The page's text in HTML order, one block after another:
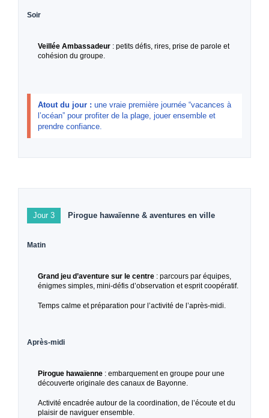
Soir
Veillée Ambassadeur : petits défis, rires, prise de parole et
cohésion du groupe.
Atout du jour : une vraie première journée “vacances à
l’océan” pour profiter de la plage, jouer ensemble et
prendre confiance.
Jour 3 Pirogue hawaïenne & aventures en ville
Matin
Grand jeu d’aventure sur le centre : parcours par équipes,
énigmes simples, mini-défis d’observation et esprit coopératif.
Temps calme et préparation pour l’activité de l’après-midi.
Après-midi
Pirogue hawaïenne : embarquement en groupe pour une
découverte originale des canaux de Bayonne.
Activité encadrée autour de la coordination, de l’écoute et du
plaisir de naviguer ensemble.